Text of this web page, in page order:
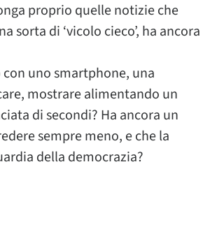
proprio quelle notizie che
di ‘vicolo cieco’, ha ancora
uno smartphone, una
mostrare alimentando un
di secondi? Ha ancora un
sempre meno, e che la
della democrazia?